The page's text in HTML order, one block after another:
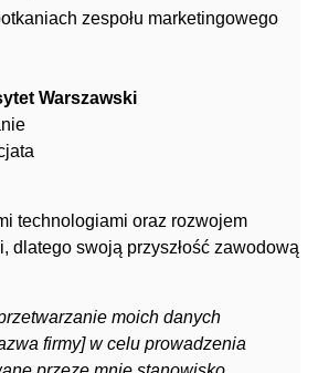
zespołu marketingowego
Warszawski
technologiami oraz rozwojem
dlatego swoją przyszłość zawodową
moich danych
firmy] w celu prowadzenia